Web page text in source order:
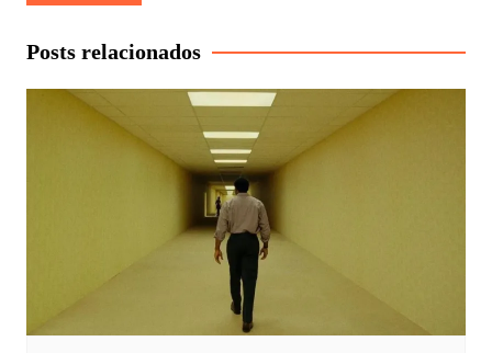
de
Post
Posts relacionados